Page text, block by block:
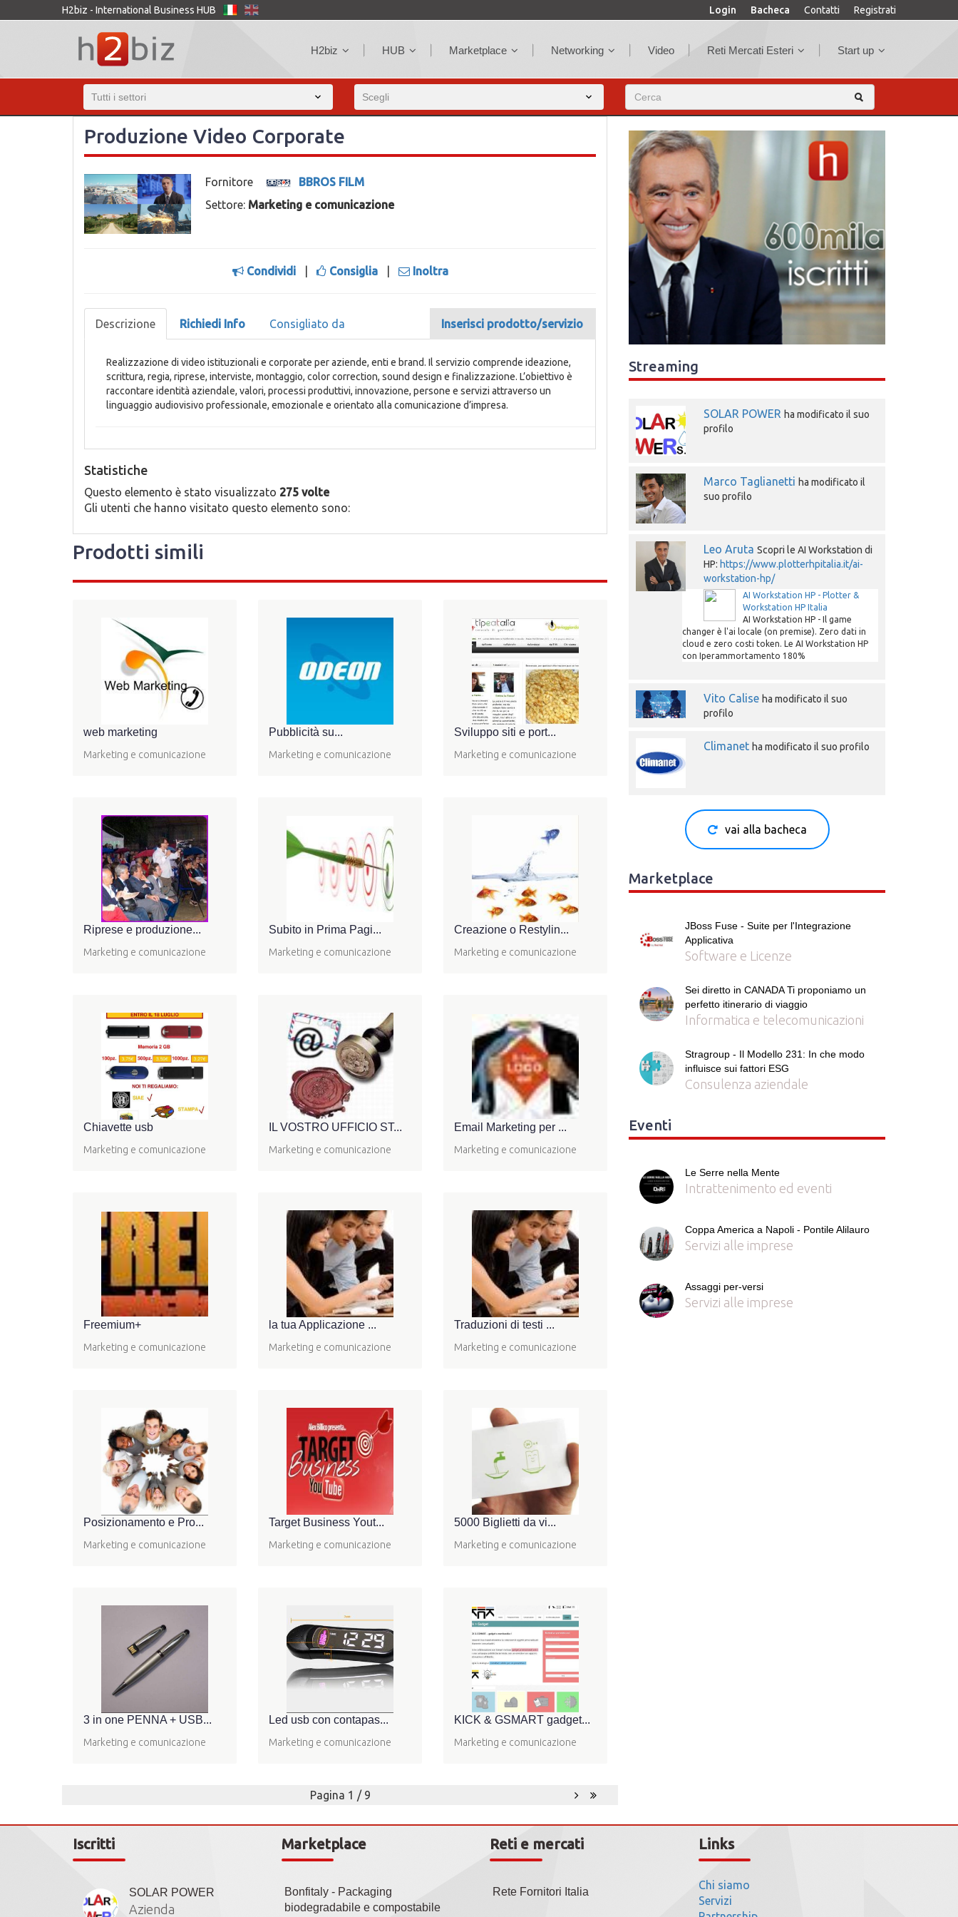
H2biz - International Business HUB Login Bacheca Contatti Registrati
H2biz HUB Marketplace Networking Video Reti Mercati Esteri Start up
Produzione Video Corporate
Fornitore
BBROS FILM
Settore: Marketing e comunicazione
Condividi| Consiglia Inoltra
Descrizione Richiedi Info Consigliato da Inserisci prodotto/servizio
Realizzazione di video istituzionali e corporate per aziende, enti e brand. Il servizio comprende ideazione,
scrittura, regia, riprese, interviste, montaggio, color correction, sound design e finalizzazione. L’obiettivo è
raccontare identità aziendale, valori, processi produttivi, innovazione, persone e servizi attraverso un
linguaggio audiovisivo professionale, emozionale e orientato alla comunicazione d’impresa.
Statistiche
Questo elemento è stato visualizzato 275 volte
Gli utenti che hanno visitato questo elemento sono:
Prodotti simili
web marketing
Marketing e comunicazione
Pubblicità su...
Marketing e comunicazione
Sviluppo siti e port...
Marketing e comunicazione
Riprese e produzione...
Marketing e comunicazione
Subito in Prima Pagi...
Marketing e comunicazione
Creazione o Restylin...
Marketing e comunicazione
Chiavette usb
Marketing e comunicazione
IL VOSTRO UFFICIO ST...
Marketing e comunicazione
Email Marketing per ...
Marketing e comunicazione
Freemium+
Marketing e comunicazione
la tua Applicazione ...
Marketing e comunicazione
Traduzioni di testi ...
Marketing e comunicazione
Posizionamento e Pro...
Marketing e comunicazione
Target Business Yout...
Marketing e comunicazione
5000 Biglietti da vi...
Marketing e comunicazione
3 in one PENNA + USB...
Marketing e comunicazione
Led usb con contapas...
Marketing e comunicazione
KICK & GSMART gadget...
Marketing e comunicazione
Pagina 1 / 9
Streaming
SOLAR POWER ha modificato il suo
profilo
Marco Taglianetti ha modificato il
suo profilo
Leo Aruta Scopri le AI Workstation di
HP: https://www.plotterhpitalia.it/ai-
workstation-hp/
AI Workstation HP - Plotter &
Workstation HP Italia
AI Workstation HP - Il game
changer è l'ai locale (on premise). Zero dati in
cloud e zero costi token. Le AI Workstation HP
con Iperammortamento 180%
Vito Calise ha modificato il suo
profilo
Climanet ha modificato il suo profilo
vai alla bacheca
Marketplace
JBoss Fuse - Suite per l'Integrazione
Applicativa
Software e Licenze
Sei diretto in CANADA Ti proponiamo un
perfetto itinerario di viaggio
Informatica e telecomunicazioni
Stragroup - Il Modello 231: In che modo
influisce sui fattori ESG
Consulenza aziendale
Eventi
Le Serre nella Mente
Intrattenimento ed eventi
Coppa America a Napoli - Pontile Alilauro
Servizi alle imprese
Assaggi per-versi
Servizi alle imprese
Iscritti
SOLAR POWER
Azienda
Marketplace
Bonfitaly - Packaging
biodegradabile e compostabile
Reti e mercati
Rete Fornitori Italia
Links
Chi siamo
Servizi